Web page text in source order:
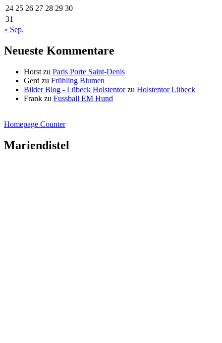
24 25 26 27 28 29 30
31
« Sep.
Neueste Kommentare
Horst zu Paris Porte Saint-Denis
Gerd zu Frühling Blumen
Bilder Blog - Lübeck Holstentorzu Holstentor Lübeck
Frank zu Fussball EM Hund
Homepage Counter
Mariendistel